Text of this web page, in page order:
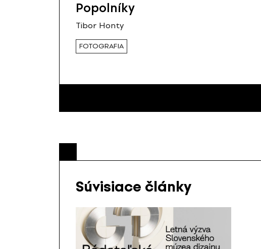
Popolníky
Tibor Honty
FOTOGRAFIA
Súvisiace články